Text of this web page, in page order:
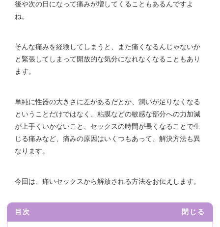
後や次の日になって痛みが増してくることもあるんですよ
ね。
そんな痛みを経験してしまうと、また痛くなるんじゃないか
と緊張してしまって開放的な気分になれなくなることもあり
ます。
単純に性器の大きさに差があるだとか、潤いが足りなくなる
ということだけではなく、粘膜などの敏感な部分への力加減
が上手くいかないこと、セックスの時間が長くなることで生
じる痛みなど、痛みの原因はいくつもあって、解決方法も異
なります。
今回は、痛いセックスから解放される方法をお伝えします。
目次 閉じる